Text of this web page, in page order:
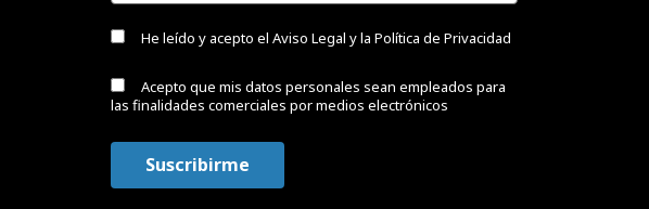
He leído y acepto el Aviso Legal y la Política de Privacidad
Acepto que mis datos personales sean empleados para
las finalidades comerciales por medios electrónicos